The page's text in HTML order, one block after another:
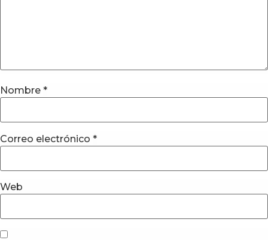
Nombre *
Correo electrónico *
Web